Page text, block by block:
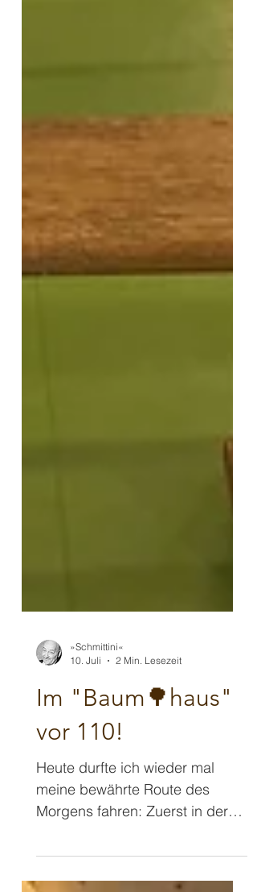
10. Juli
Im "Baum🌳haus"
vor 110!
meine bewährte Route des
Morgens fahren: Zuerst in der